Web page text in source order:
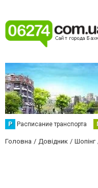
Р Расписание транспорта
Головна Довідник Шопінг